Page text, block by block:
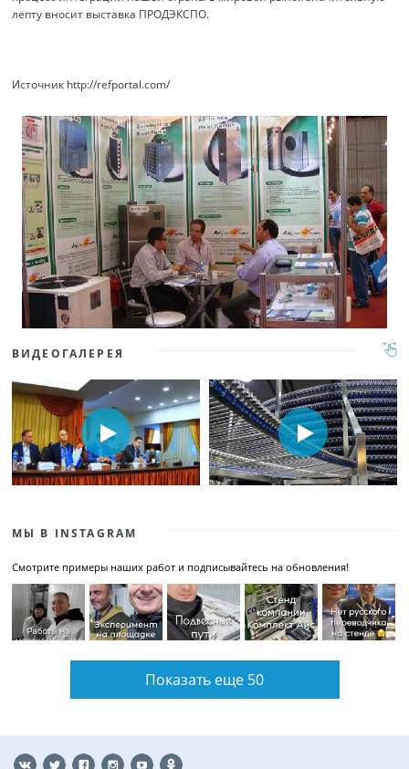
лепту вносит выставка ПРОДЭКСПО.
Источник http://refportal.com/
ВИДЕОГАЛЕРЕЯ
МЫ В INSTAGRAM
Смотрите примеры наших работ и подписывайтесь на обновления!
Показать еще 50